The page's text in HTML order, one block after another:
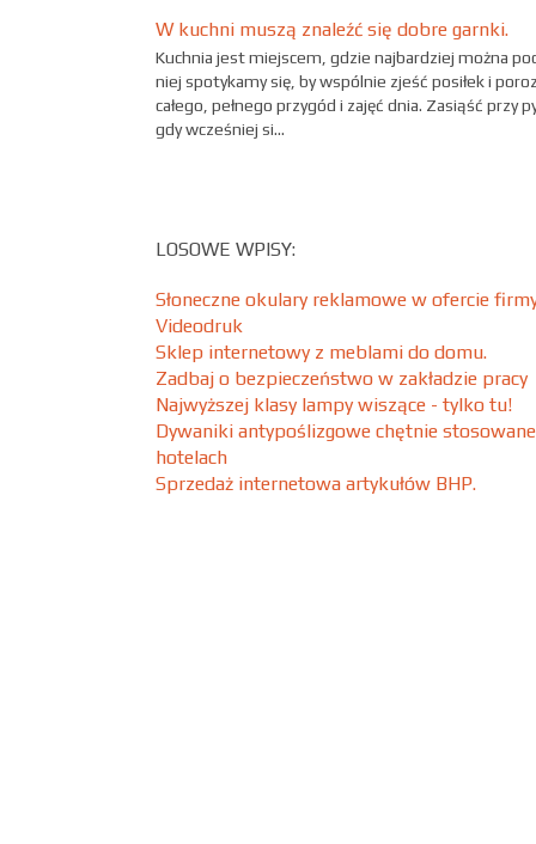
W kuchni muszą znaleźć się dobre garnki.
Kuchnia jest miejscem, gdzie najbardziej można
niej spotykamy się, by wspólnie zjeść posiłek i
całego, pełnego przygód i zajęć dnia. Zasiąść przy
gdy wcześniej si...
LOSOWE WPISY:
Słoneczne okulary reklamowe w ofercie
Videodruk
Sklep internetowy z meblami do domu.
Zadbaj o bezpieczeństwo w zakładzie pracy
Najwyższej klasy lampy wiszące - tylko tu!
Dywaniki antypoślizgowe chętnie
hotelach
Sprzedaż internetowa artykułów BHP.